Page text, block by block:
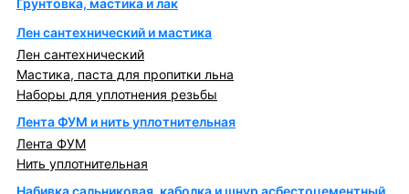
Грунтовка, мастика и лак
Лен сантехнический и мастика
Лен сантехнический
Мастика, паста для пропитки льна
Наборы для уплотнения резьбы
Лента ФУМ и нить уплотнительная
Лента ФУМ
Нить уплотнительная